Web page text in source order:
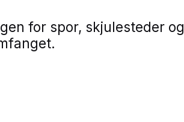
for spor, skjulesteder og